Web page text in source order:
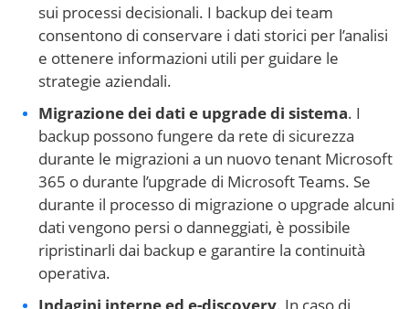
sui processi decisionali. I backup dei team
consentono di conservare i dati storici per l’analisi
e ottenere informazioni utili per guidare le
strategie aziendali.
Migrazione dei dati e upgrade di sistema. I
backup possono fungere da rete di sicurezza
durante le migrazioni a un nuovo tenant Microsoft
365 o durante l’upgrade di Microsoft Teams. Se
durante il processo di migrazione o upgrade alcuni
dati vengono persi o danneggiati, è possibile
ripristinarli dai backup e garantire la continuità
operativa.